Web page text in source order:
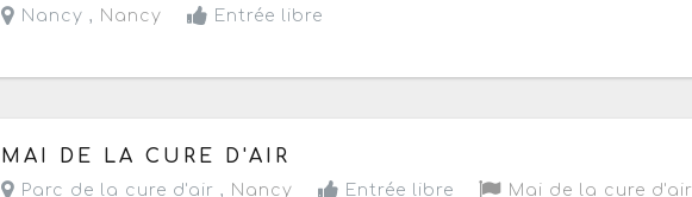
Nancy , Nancy Entrée libre
Du samedi 9 au dimanche 10 mai 2026
MAI DE LA CURE D'AIR
Parc de la cure d'air , Nancy Entrée libre Mai de la cure d'air